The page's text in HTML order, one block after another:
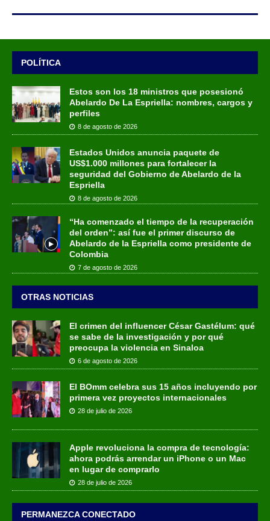
POLÍTICA
Estos son los 18 ministros que posesionó
Abelardo De La Espriella: nombres, cargos y
perfiles
8 de agosto de 2026
Estados Unidos anuncia paquete de
US$1.000 millones para fortalecer la
seguridad del Gobierno de Abelardo de la
Espriella
8 de agosto de 2026
“Ha comenzado el tiempo de la recuperación
del orden”: así fue el primer discurso de
Abelardo de la Espriella como presidente de
Colombia
7 de agosto de 2026
OTRAS NOTICIAS
El crimen del influencer César Gastélum: qué
se sabe de la investigación y por qué
preocupa la violencia en Sinaloa
6 de agosto de 2026
El BOmm celebra sus 15 años incluyendo por
primera vez proyectos internacionales
28 de julio de 2026
Apple revoluciona la compra de tecnología:
ahora podrás arrendar un iPhone o un Mac
en lugar de comprarlo
28 de julio de 2026
PERMANEZCA CONECTADO